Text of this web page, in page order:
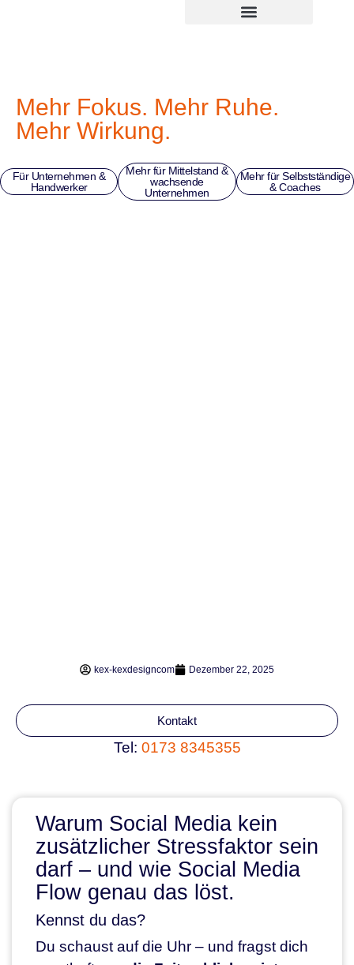
Mehr Fokus. Mehr Ruhe.
Mehr Wirkung.
Für Unternehmen &
Handwerker
Mehr für Mittelstand &
wachsende
Unternehmen
Mehr für Selbstständige
& Coaches
kex-kexdesigncom Dezember 22, 2025
Kontakt
Tel: 0173 8345355
Warum Social Media kein
zusätzlicher Stressfaktor sein
darf – und wie Social Media
Flow genau das löst.
Kennst du das?
Du schaust auf die Uhr – und fragst dich